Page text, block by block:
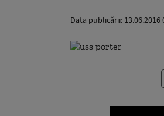
Data publicării: 13.06.2016